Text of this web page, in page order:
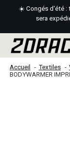
☀️ Congés d'été :
sera
Accueil Textiles
BODYWARMER